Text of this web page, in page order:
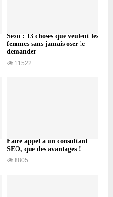
Sexo : 13 choses que veulent les
femmes sans jamais oser le
demander
11522
Faire appel à un consultant
SEO, que des avantages !
8805